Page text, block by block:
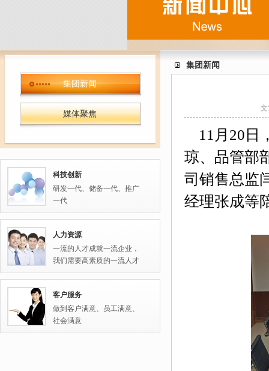
集团新闻
媒体聚焦
科技创新
研发一代、储备一代、推广
一代
人力资源
一流的人才成就一流企业，
我们需要高素质的一流人才
客户服务
做到客户满意、员工满意、
社会满意
集团新闻
11月20日
琼、品管部
司销售总监
经理张成等